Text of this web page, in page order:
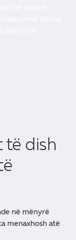
të dish
në mënyrë
menaxhosh atë